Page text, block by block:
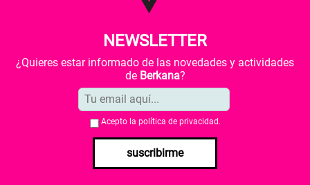
NEWSLETTER
¿Quieres estar informado de las novedades y actividades
de Berkana?
Acepto la política de privacidad .
suscribirme